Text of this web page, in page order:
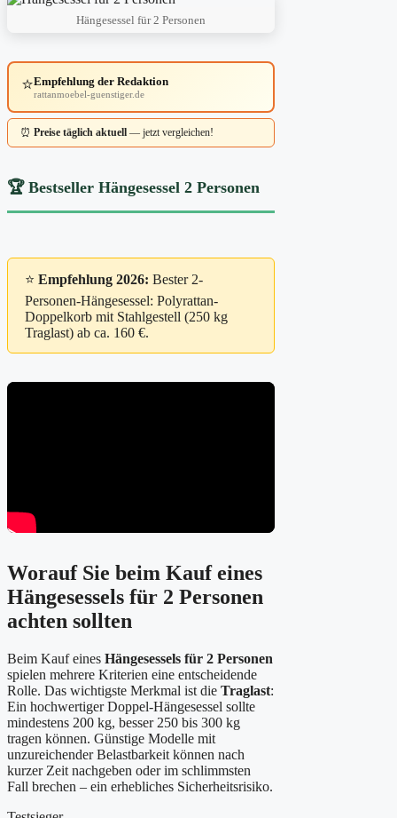
Hängesessel für 2 Personen
⭐Empfehlung der Redaktion
rattanmoebel-guenstiger.de
⏰ Preise täglich aktuell — jetzt vergleichen!
🏆 Bestseller Hängesessel 2 Personen
⭐Empfehlung 2026: Bester 2-
Personen-Hängesessel: Polyrattan-
Doppelkorb mit Stahlgestell (250 kg
Traglast) ab ca. 160 €.
Worauf Sie beim Kauf eines
Hängesessels für 2 Personen
achten sollten
Beim Kauf eines Hängesessels für 2 Personen
spielen mehrere Kriterien eine entscheidende
Rolle. Das wichtigste Merkmal ist die Traglast:
Ein hochwertiger Doppel-Hängesessel sollte
mindestens 200 kg, besser 250 bis 300 kg
tragen können. Günstige Modelle mit
unzureichender Belastbarkeit können nach
kurzer Zeit nachgeben oder im schlimmsten
Fall brechen – ein erhebliches Sicherheitsrisiko.